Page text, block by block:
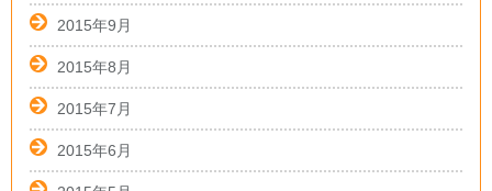
2015年9月
2015年8月
2015年7月
2015年6月